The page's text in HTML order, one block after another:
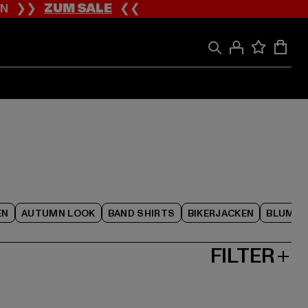
❯❯ZUM SALE❮❮
AUTUMN LOOK BAND SHIRTS BIKERJACKEN
FILTER